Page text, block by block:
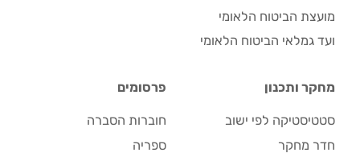
מועצת הביטוח הלאומי
ועד גמלאי הביטוח הלאומי
מחקר ותכנון
סטטיסטיקה לפי ישוב
חדר מחקר
פרסומים
חוברות הסברה
ספריה